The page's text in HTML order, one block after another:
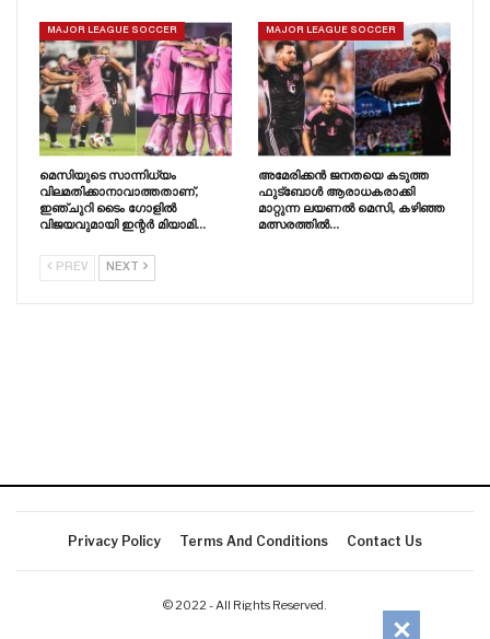
MAJOR LEAGUE SOCCER
മെസിയുടെ സാന്നിധ്യം
വിലമതിക്കാനാവാത്തതാണ്,
ഇഞ്ചുറി ടൈം ഗോളിൽ
വിജയവുമായി ഇന്റർ മിയാമി…
MAJOR LEAGUE SOCCER
അമേരിക്കൻ ജനതയെ കടുത്ത
ഫുട്ബോൾ ആരാധകരാക്കി
മാറ്റുന്ന ലയണൽ മെസി, കഴിഞ്ഞ
മത്സരത്തിൽ…
PREV NEXT
Privacy Policy Terms And Conditions Contact Us
© 2022 - All Rights Reserved.